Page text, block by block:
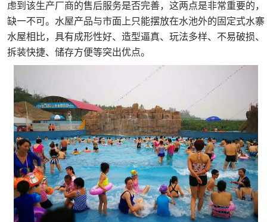
虑到该生产厂商的售后服务是否完善，这两点是非常重要的，
缺一不可。水屋产品与市面上只能摆放在水池外的固定式水寨
水屋相比，具有成形性好、造型逼真、玩法多样、不易破损、
拆装快捷、储存方便等突出优点。